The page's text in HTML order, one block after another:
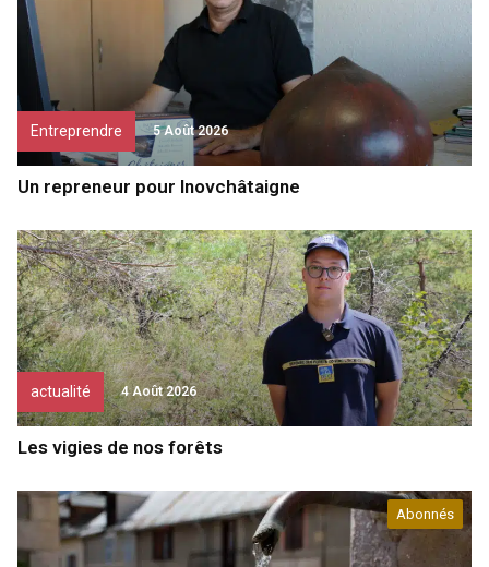
Entreprendre 5 Août 2026
Un repreneur pour Inovchâtaigne
actualité 4 Août 2026
Les vigies de nos forêts
Abonnés